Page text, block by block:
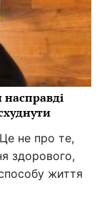
не про те,
здорового,
життя